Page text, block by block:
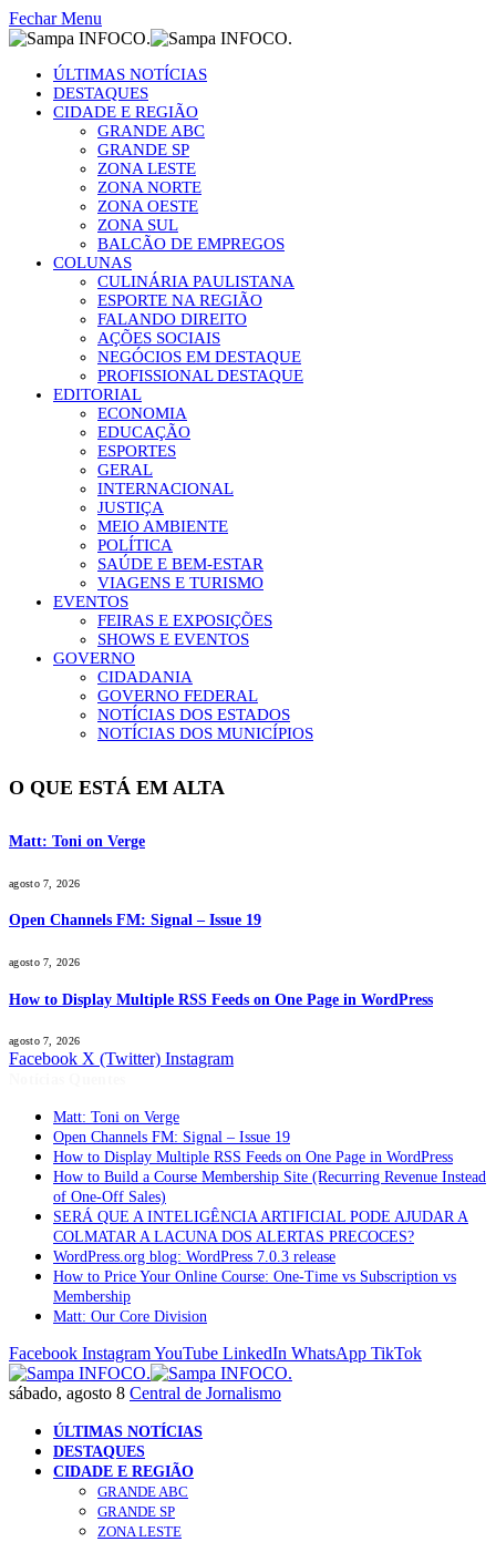
Fechar Menu
ÚLTIMAS NOTÍCIAS
DESTAQUES
CIDADE E REGIÃO
GRANDE ABC
GRANDE SP
ZONA LESTE
ZONA NORTE
ZONA OESTE
ZONA SUL
BALCÃO DE EMPREGOS
COLUNAS
CULINÁRIA PAULISTANA
ESPORTE NA REGIÃO
FALANDO DIREITO
AÇÕES SOCIAIS
NEGÓCIOS EM DESTAQUE
PROFISSIONAL DESTAQUE
EDITORIAL
ECONOMIA
EDUCAÇÃO
ESPORTES
GERAL
INTERNACIONAL
JUSTIÇA
MEIO AMBIENTE
POLÍTICA
SAÚDE E BEM-ESTAR
VIAGENS E TURISMO
EVENTOS
FEIRAS E EXPOSIÇÕES
SHOWS E EVENTOS
GOVERNO
CIDADANIA
GOVERNO FEDERAL
NOTÍCIAS DOS ESTADOS
NOTÍCIAS DOS MUNICÍPIOS
O QUE ESTÁ EM ALTA
Matt: Toni on Verge
agosto 7, 2026
Open Channels FM: Signal – Issue 19
agosto 7, 2026
How to Display Multiple RSS Feeds on One Page in WordPress
agosto 7, 2026
Facebook X (Twitter) Instagram
Matt: Toni on Verge
Open Channels FM: Signal – Issue 19
How to Display Multiple RSS Feeds on One Page in WordPress
How to Build a Course Membership Site (Recurring Revenue Instead
of One-Off Sales)
SERÁ QUE A INTELIGÊNCIA ARTIFICIAL PODE AJUDAR A
COLMATAR A LACUNA DOS ALERTAS PRECOCES?
WordPress.org blog: WordPress 7.0.3 release
How to Price Your Online Course: One-Time vs Subscription vs
Membership
Matt: Our Core Division
Facebook InstagramYouTube LinkedIn WhatsApp TikTok
sábado, agosto 8 Central de Jornalismo
ÚLTIMAS NOTÍCIAS
DESTAQUES
CIDADE E REGIÃO
GRANDE ABC
GRANDE SP
ZONA LESTE